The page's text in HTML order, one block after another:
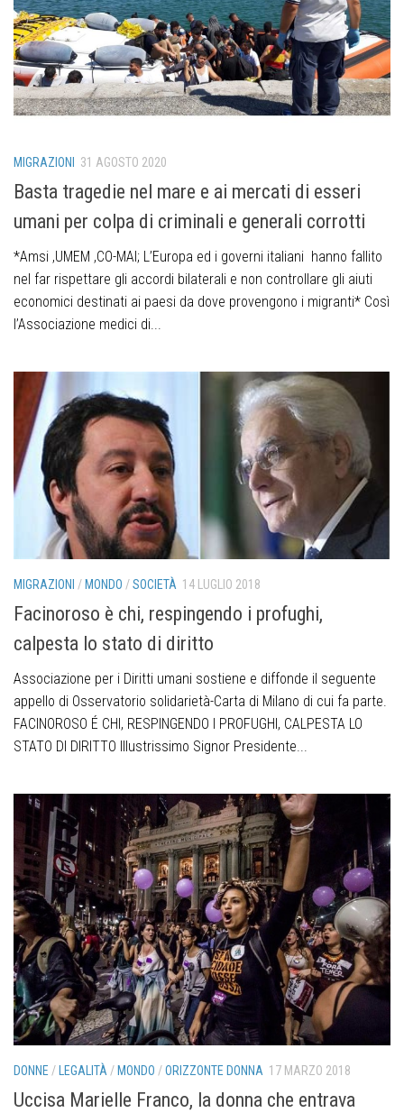
MIGRAZIONI 31 AGOSTO 2020
Basta tragedie nel mare e ai mercati di esseri
umani per colpa di criminali e generali corrotti
*Amsi ,UMEM ,CO-MAI; L’Europa ed i governi italiani hanno fallito
nel far rispettare gli accordi bilaterali e non controllare gli aiuti
economici destinati ai paesi da dove provengono i migranti* Così
l’Associazione medici di...
MIGRAZIONI / MONDO /SOCIETÀ 14 LUGLIO 2018
Facinoroso è chi, respingendo i profughi,
calpesta lo stato di diritto
Associazione per i Diritti umani sostiene e diffonde il seguente
appello di Osservatorio solidarietà-Carta di Milano di cui fa parte.
FACINOROSO É CHI, RESPINGENDO I PROFUGHI, CALPESTA LO
STATO DI DIRITTO Illustrissimo Signor Presidente...
DONNE / LEGALITÀ / MONDO /ORIZZONTE DONNA 17 MARZO 2018
Uccisa Marielle Franco, la donna che entrava